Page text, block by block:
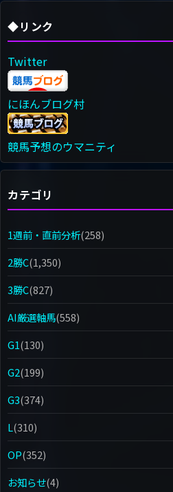
◆リンク
Twitter
にほんブログ村
競馬予想のウマニティ
カテゴリ
1週前・直前分析(258)
2勝C(1,350)
3勝C(827)
AI厳選軸馬(558)
G1(130)
G2(199)
G3(374)
L(310)
OP(352)
お知らせ(4)